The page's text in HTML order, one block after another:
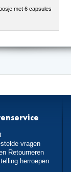
met 6 capsules
vragen
Retourneren
herroepen